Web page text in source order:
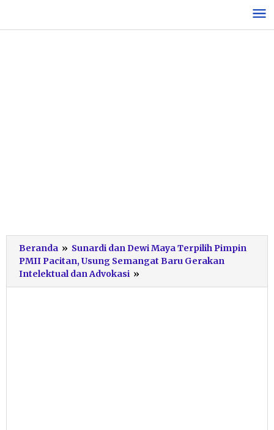
konten
Beranda » Sunardi dan Dewi Maya Terpilih Pimpin
PMII Pacitan, Usung Semangat Baru Gerakan
Intelektual dan Advokasi »